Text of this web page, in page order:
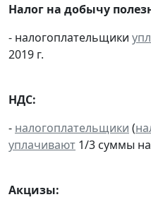
Налог на добычу
- налогоплательщики
2019 г.
НДС:
- налогоплательщики (
уплачивают 1/3 суммы
Акцизы: